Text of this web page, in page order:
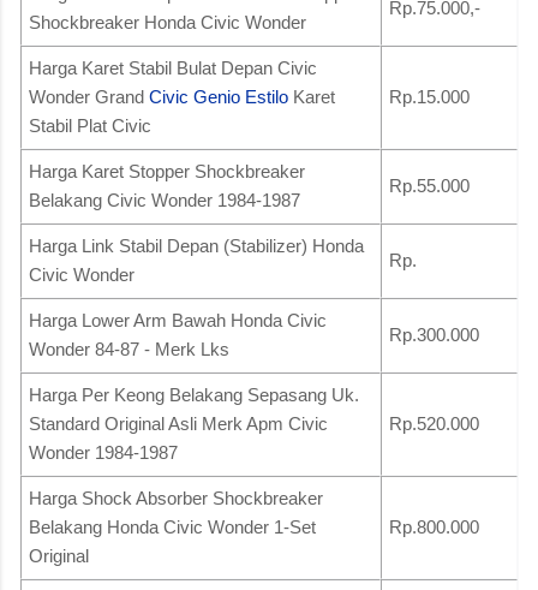
Shockbreaker Honda Civic Wonder
Rp.75.000,-
Harga Karet Stabil Bulat Depan Civic
Wonder Grand Civic Genio Estilo Karet
Stabil Plat Civic
Rp.15.000
Harga Karet Stopper Shockbreaker
Belakang Civic Wonder 1984-1987
Rp.55.000
Harga Link Stabil Depan (Stabilizer) Honda
Civic Wonder
Rp.
Harga Lower Arm Bawah Honda Civic
Wonder 84-87 - Merk Lks
Rp.300.000
Harga Per Keong Belakang Sepasang Uk.
Standard Original Asli Merk Apm Civic
Wonder 1984-1987
Rp.520.000
Harga Shock Absorber Shockbreaker
Belakang Honda Civic Wonder 1-Set
Original
Rp.800.000